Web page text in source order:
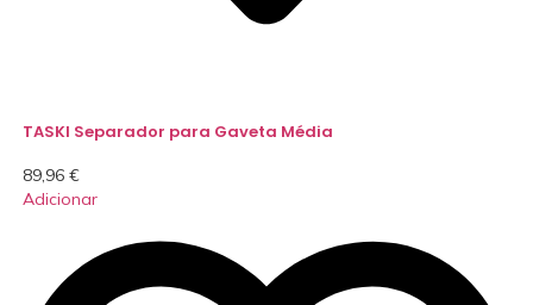
TASKI Separador para Gaveta Média
89,96 €
Adicionar